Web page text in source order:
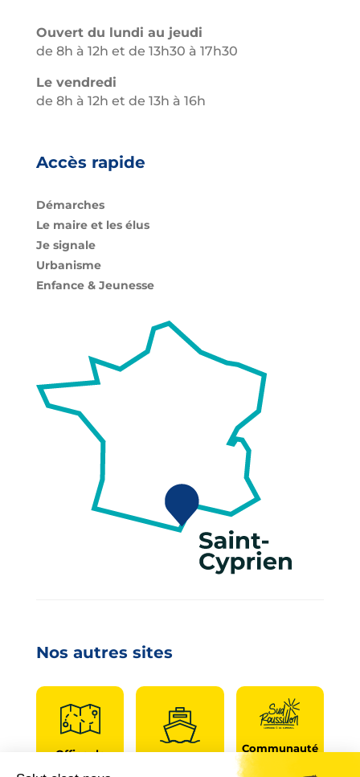
Ouvert du lundi au jeudi
de 8h à 12h et de 13h30 à 17h30
Le vendredi
de 8h à 12h et de 13h à 16h
Accès rapide
Démarches
Le maire et les élus
Je signale
Urbanisme
Enfance & Jeunesse
Nos autres sites
Office de
Communauté